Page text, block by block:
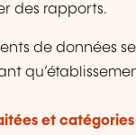
des rapports.
de données
et